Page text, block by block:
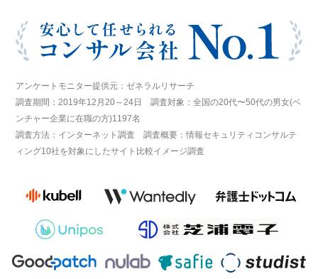
アンケートモニター提供元：ゼネラルリサーチ
調査期間：2019年12月20～24日 調査対象：全国の20代〜50代の男女(ベ
ンチャー企業に在職の方)1197名
調査方法：インターネット調査 調査概要：情報セキュリティコンサルテ
ィング10社を対象にしたサイト比較イメージ調査